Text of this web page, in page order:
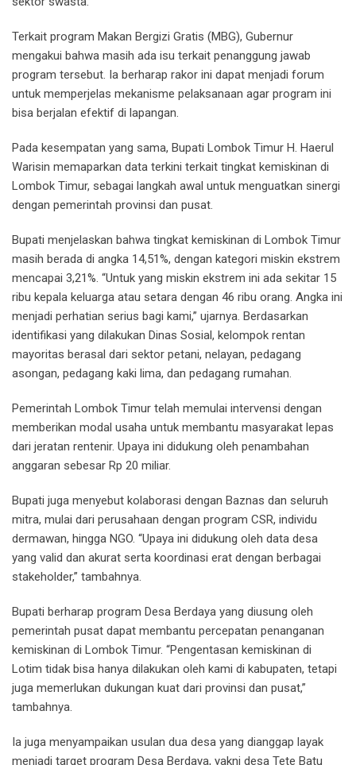
Terkait program Makan Bergizi Gratis (MBG), Gubernur
mengakui bahwa masih ada isu terkait penanggung jawab
program tersebut. Ia berharap rakor ini dapat menjadi forum
untuk memperjelas mekanisme pelaksanaan agar program ini
bisa berjalan efektif di lapangan.
Pada kesempatan yang sama, Bupati Lombok Timur H. Haerul
Warisin memaparkan data terkini terkait tingkat kemiskinan di
Lombok Timur, sebagai langkah awal untuk menguatkan sinergi
dengan pemerintah provinsi dan pusat.
Bupati menjelaskan bahwa tingkat kemiskinan di Lombok Timur
masih berada di angka 14,51%, dengan kategori miskin ekstrem
mencapai 3,21%. “Untuk yang miskin ekstrem ini ada sekitar 15
ribu kepala keluarga atau setara dengan 46 ribu orang. Angka ini
menjadi perhatian serius bagi kami,” ujarnya. Berdasarkan
identifikasi yang dilakukan Dinas Sosial, kelompok rentan
mayoritas berasal dari sektor petani, nelayan, pedagang
asongan, pedagang kaki lima, dan pedagang rumahan.
Pemerintah Lombok Timur telah memulai intervensi dengan
memberikan modal usaha untuk membantu masyarakat lepas
dari jeratan rentenir. Upaya ini didukung oleh penambahan
anggaran sebesar Rp 20 miliar.
Bupati juga menyebut kolaborasi dengan Baznas dan seluruh
mitra, mulai dari perusahaan dengan program CSR, individu
dermawan, hingga NGO. “Upaya ini didukung oleh data desa
yang valid dan akurat serta koordinasi erat dengan berbagai
stakeholder,” tambahnya.
Bupati berharap program Desa Berdaya yang diusung oleh
pemerintah pusat dapat membantu percepatan penanganan
kemiskinan di Lombok Timur. “Pengentasan kemiskinan di
Lotim tidak bisa hanya dilakukan oleh kami di kabupaten, tetapi
juga memerlukan dukungan kuat dari provinsi dan pusat,”
tambahnya.
Ia juga menyampaikan usulan dua desa yang dianggap layak
menjadi target program Desa Berdaya, yakni desa Tete Batu